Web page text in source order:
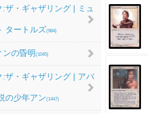
:ザ・ギャザリング | ミュ
タートルズ(984)
ンの昏明 (1045)
:ザ・ギャザリング | アバ
の少年アン(1447)